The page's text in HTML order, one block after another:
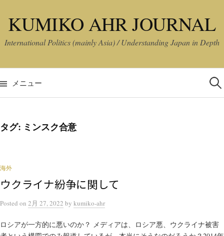
ン
ス
キ
プ
KUMIKO AHR JOURNAL
International Politics (mainly Asia) / Understanding Japan in Depth
メニュー
検
索:
タグ: ミンスク合意
海外
ウクライナ紛争に関して
Posted on 2月 27, 2022 by kumiko-ahr
ロシアが一方的に悪いのか？ メディアは、ロシア悪、ウクライナ被害